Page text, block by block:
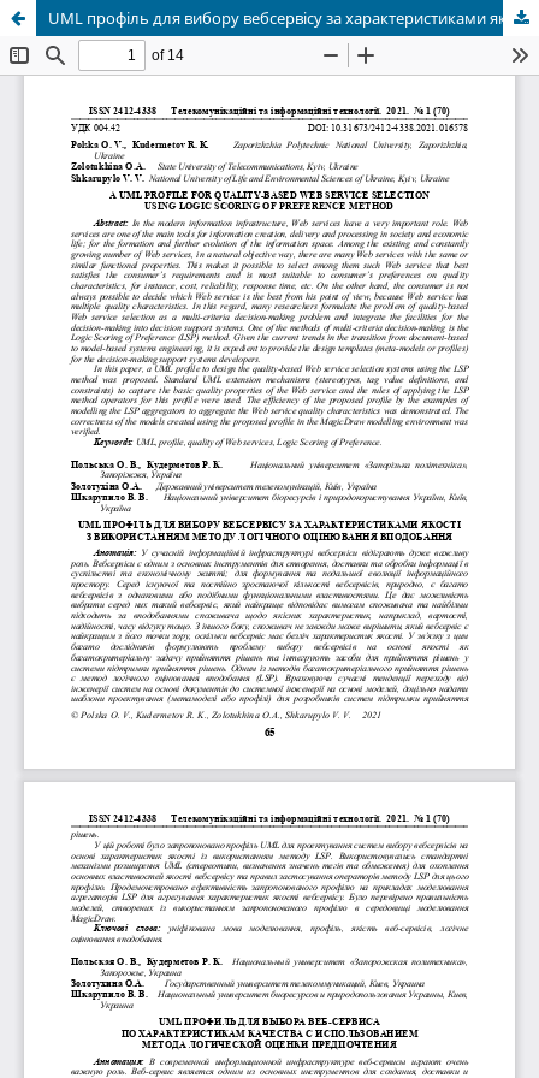
UML профіль для вибору вебсервісу за характеристиками якості з використанням методу логічного оцінювання вподобання